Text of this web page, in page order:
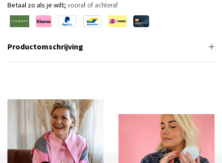
Betaal zo als je wilt; vooraf of achteraf
Productomschrijving